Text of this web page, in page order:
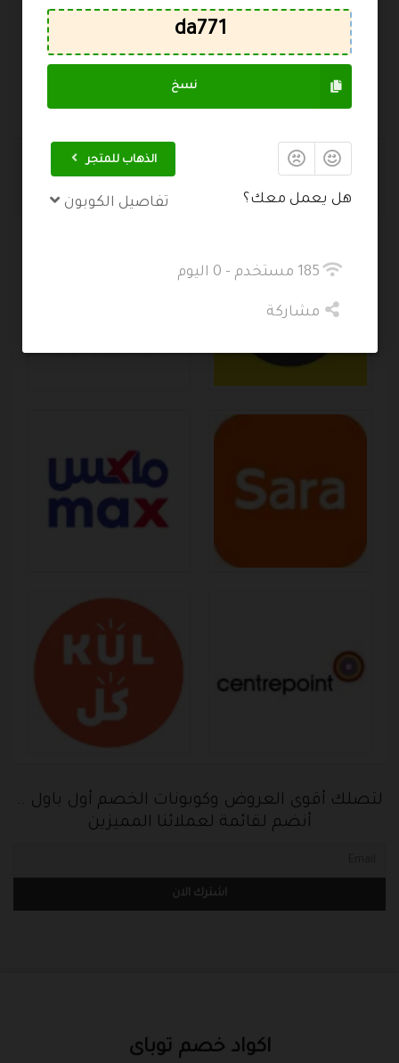
احفظ اسمي، بريدي الإلكتروني، والموقع الإلكتروني في
هذا المتصفح لاستخدامها المرة المقبلة في تعليقي.
متاجر مشهورة
لتصلك أقوى العروض وكوبونات الخصم أول باول ..
أنضم لقائمة لعملائنا المميزين
اكواد خصم توباى
نسخ
الذهاب للمتجر
هل يعمل معك؟ تفاصيل الكوبون
185 مستخدم - 0 اليوم
مشاركة